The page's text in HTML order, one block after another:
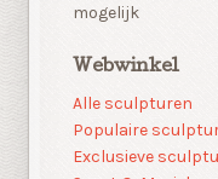
mogelijk
Webwinkel
Alle sculpturen
Populaire
Exclusieve